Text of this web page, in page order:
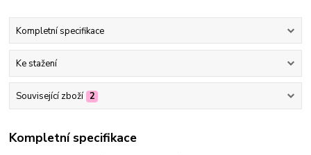
Kompletní specifikace
Ke stažení
Související zboží 2
Kompletní specifikace